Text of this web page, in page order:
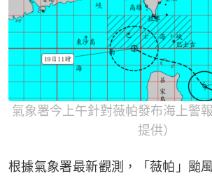
氣象署今上午針對薇帕發布海上警
提供）
根據氣象署最新觀測，「薇帕」颱